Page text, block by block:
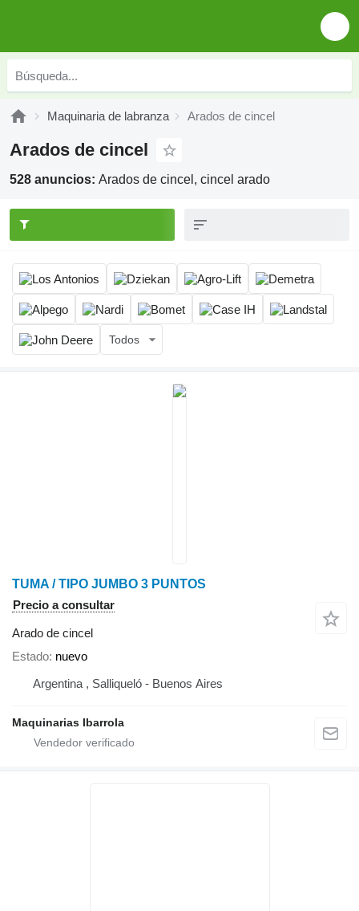
Maquinaria de labranza Arados de cincel
Arados de cincel
528 anuncios: Arados de cincel, cincel arado
Todos
TUMA / TIPO JUMBO 3 PUNTOS
Precio a consultar
Arado de cincel
Estado nuevo
Argentina , Salliqueló - Buenos Aires
Maquinarias Ibarrola